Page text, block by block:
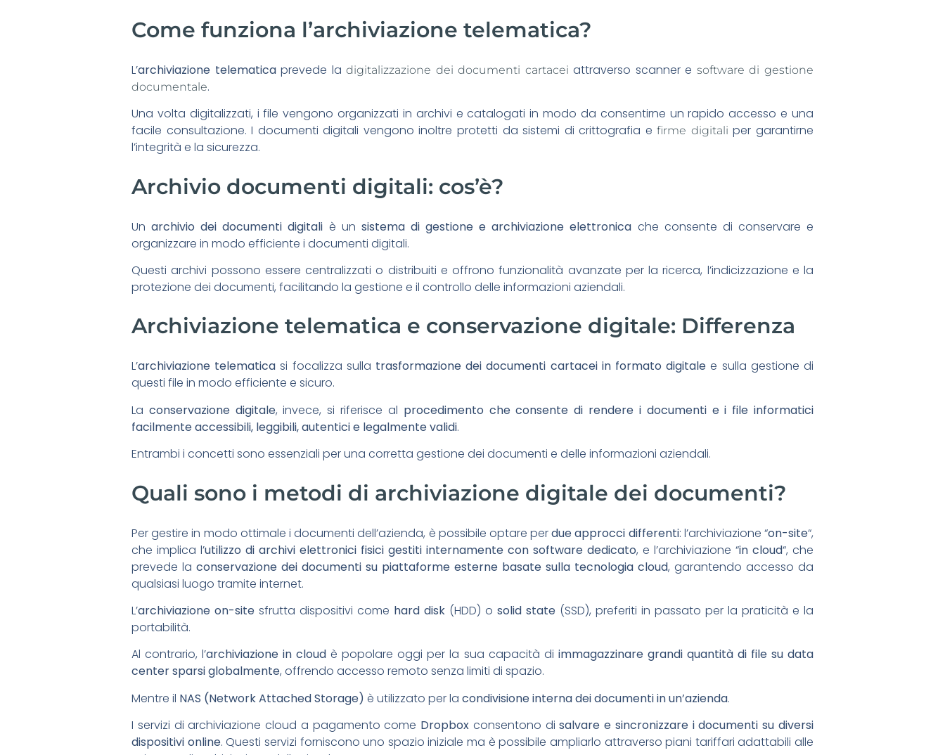
Come funziona l’archiviazione telematica?
L’archiviazione telematicaprevede ladigitalizzazione dei documenti cartacei attraverso scanner e software di gestione
documentale.
Una volta digitalizzati, i file vengono organizzati in archivi e catalogati in modo da consentirne un rapido accesso e una
facile consultazione. I documenti digitali vengono inoltre protetti da sistemi di crittografia efirme digitali per garantirne
l’integrità e la sicurezza.
Archivio documenti digitali: cos’è?
Unarchivio dei documenti digitali è un sistema di gestione e archiviazione elettronica che consente di conservare e
organizzare in modo efficiente i documenti digitali.
Questi archivi possono essere centralizzati o distribuiti e offrono funzionalità avanzate per la ricerca, l’indicizzazione e la
protezione dei documenti, facilitando la gestione e il controllo delle informazioni aziendali.
Archiviazione telematica e conservazione digitale: Differenza
L’archiviazione telematica si focalizza sulla trasformazione dei documenti cartacei in formato digitalee sulla gestione di
questi file in modo efficiente e sicuro.
La conservazione digitale, invece, si riferisce al procedimento che consente di rendere i documenti e i file informatici
facilmente accessibili, leggibili, autentici e legalmente validi.
Entrambi i concetti sono essenziali per una corretta gestione dei documenti e delle informazioni aziendali.
Quali sono i metodi di archiviazione digitale dei documenti?
Per gestire in modo ottimale i documenti dell’azienda, è possibile optare perdue approcci differenti: l’archiviazione “on-site“,
che implica l’utilizzo di archivi elettronici fisici gestiti internamente con software dedicato, e l’archiviazione “in cloud“, che
prevede la conservazione dei documenti su piattaforme esterne basate sulla tecnologia cloud, garantendo accesso da
qualsiasi luogo tramite internet.
L’archiviazione on-site sfrutta dispositivi come hard disk (HDD) o solid state (SSD), preferiti in passato per la praticità e la
portabilità.
Al contrario, l’archiviazione in cloud è popolare oggi per la sua capacità di immagazzinare grandi quantità di file su data
center sparsi globalmente, offrendo accesso remoto senza limiti di spazio.
Mentre il NAS (Network Attached Storage) è utilizzato per la condivisione interna dei documenti in un’azienda.
I servizi di archiviazione cloud a pagamento come Dropbox consentono disalvare e sincronizzare i documenti su diversi
dispositivi online. Questi servizi forniscono uno spazio iniziale ma è possibile ampliarlo attraverso piani tariffari adattabili alle